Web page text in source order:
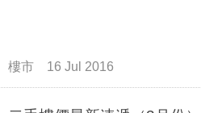
樓市 16 Jul 2016